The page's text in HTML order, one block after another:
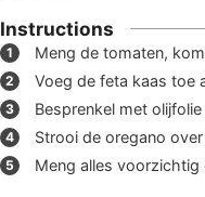
Instructions
Meng de tomaten,
Voeg de feta kaas toe
Besprenkel met
Strooi de oregano
Meng alles voorzichtig